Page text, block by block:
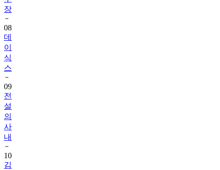
장
08
데
이
식
스
09
전
설
의
사
내
10
김